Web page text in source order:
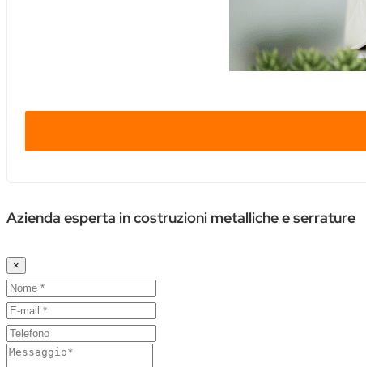
Azienda esperta in costruzioni metalliche e serrature
×